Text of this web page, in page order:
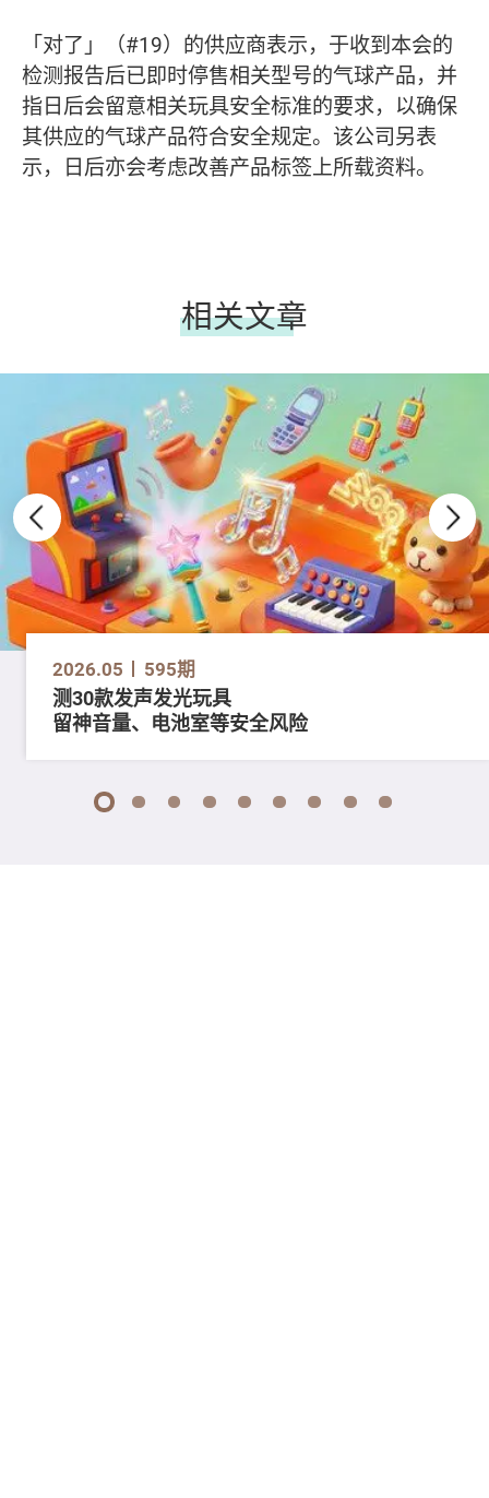
「对了」（#19）的供应商表示，于收到本会的
检测报告后已即时停售相关型号的气球产品，并
指日后会留意相关玩具安全标准的要求，以确保
其供应的气球产品符合安全规定。该公司另表
示，日后亦会考虑改善产品标签上所载资料。
相关文章
2026.05 595期
测30款发声发光玩具
留神音量、电池室等安全风险
1 2 3 4 5 6 7 8 9